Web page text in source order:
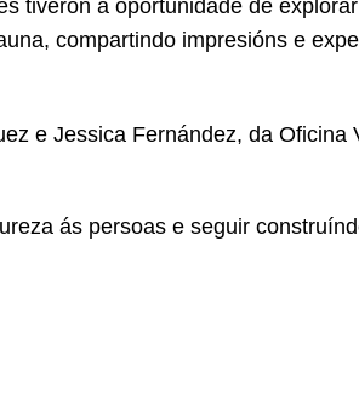
tiveron a oportunidade de
compartindo impresións e
e Jessica Fernández, da
ás persoas e seguir